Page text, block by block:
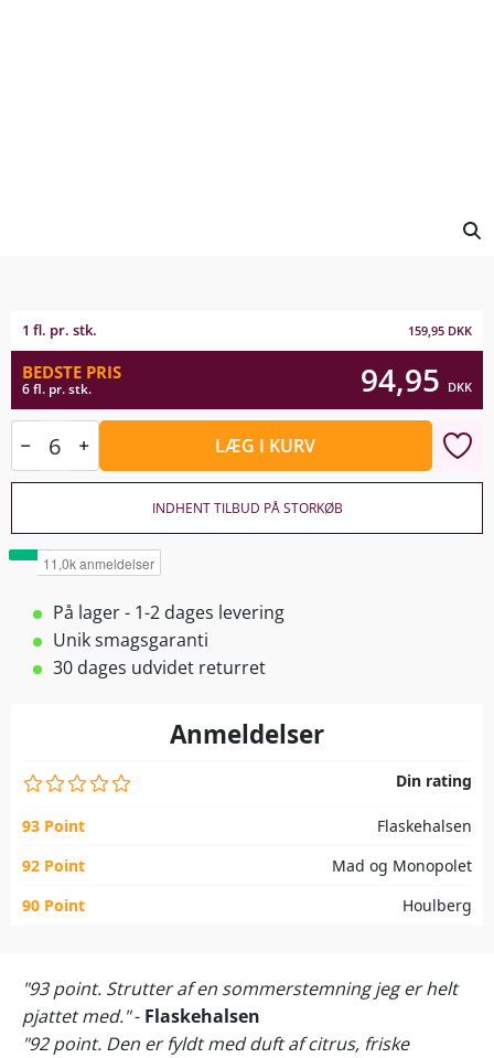
1 fl. pr. stk. 159,95 DKK
BEDSTE PRIS
6 fl. pr. stk. 94,95 DKK
LÆG I KURV
INDHENT TILBUD PÅ STORKØB
På lager - 1-2 dages levering
Unik smagsgaranti
30 dages udvidet returret
Anmeldelser
Din rating
93 Point
Flaskehalsen
92 Point
Mad og Monopolet
90 Point
Houlberg
"93 point. Strutter af en sommerstemning jeg er helt
pjattet med."- Flaskehalsen
"92 point. Den er fyldt med duft af citrus, friske